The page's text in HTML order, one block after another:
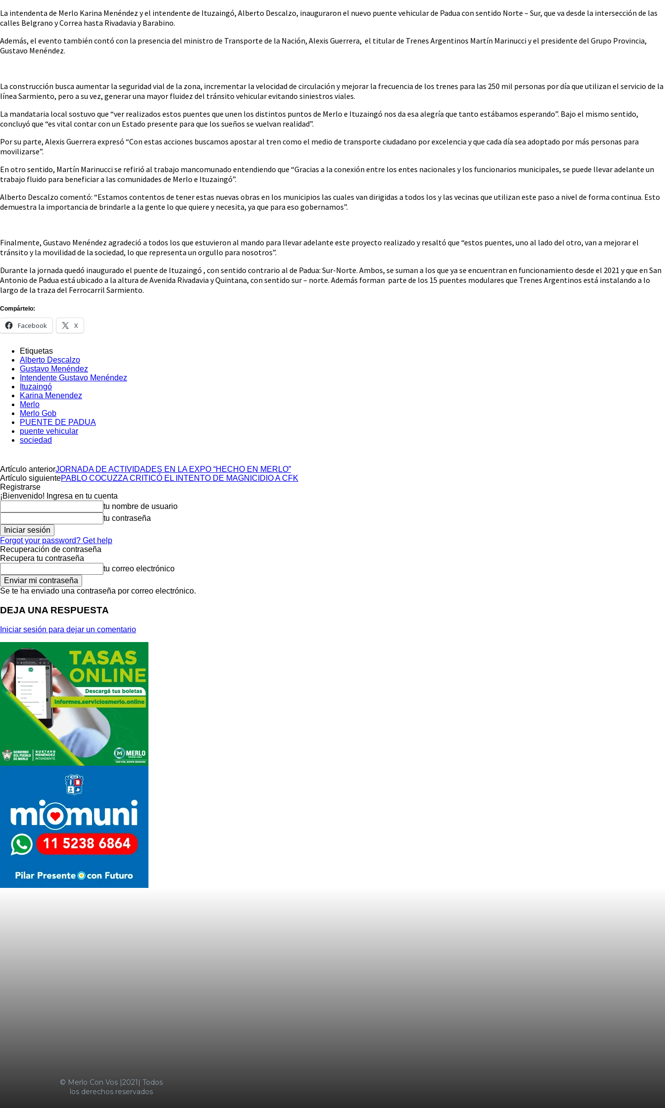
La intendenta de Merlo Karina Menéndez y el intendente de Ituzaingó, Alberto Descalzo, inauguraron el nuevo puente vehicular de Padua con sentido Norte – Sur, que va desde la intersección de las
calles Belgrano y Correa hasta Rivadavia y Barabino.
Además, el evento también contó con la presencia del ministro de Transporte de la Nación, Alexis Guerrera, el titular de Trenes Argentinos Martín Marinucci y el presidente del Grupo Provincia,
Gustavo Menéndez.
La construcción busca aumentar la seguridad vial de la zona, incrementar la velocidad de circulación y mejorar la frecuencia de los trenes para las 250 mil personas por día que utilizan el servicio de la
línea Sarmiento, pero a su vez, generar una mayor fluidez del tránsito vehicular evitando siniestros viales.
La mandataria local sostuvo que “ver realizados estos puentes que unen los distintos puntos de Merlo e Ituzaingó nos da esa alegría que tanto estábamos esperando”. Bajo el mismo sentido,
concluyó que “es vital contar con un Estado presente para que los sueños se vuelvan realidad”.
Por su parte, Alexis Guerrera expresó “Con estas acciones buscamos apostar al tren como el medio de transporte ciudadano por excelencia y que cada día sea adoptado por más personas para
movilizarse”.
En otro sentido, Martín Marinucci se refirió al trabajo mancomunado entendiendo que “Gracias a la conexión entre los entes nacionales y los funcionarios municipales, se puede llevar adelante un
trabajo fluido para beneficiar a las comunidades de Merlo e Ituzaingó”.
Alberto Descalzo comentó: “Estamos contentos de tener estas nuevas obras en los municipios las cuales van dirigidas a todos los y las vecinas que utilizan este paso a nivel de forma continua. Esto
demuestra la importancia de brindarle a la gente lo que quiere y necesita, ya que para eso gobernamos”.
Finalmente, Gustavo Menéndez agradeció a todos los que estuvieron al mando para llevar adelante este proyecto realizado y resaltó que “estos puentes, uno al lado del otro, van a mejorar el
tránsito y la movilidad de la sociedad, lo que representa un orgullo para nosotros”.
Durante la jornada quedó inaugurado el puente de Ituzaingó , con sentido contrario al de Padua: Sur-Norte. Ambos, se suman a los que ya se encuentran en funcionamiento desde el 2021 y que en San
Antonio de Padua está ubicado a la altura de Avenida Rivadavia y Quintana, con sentido sur – norte. Además forman parte de los 15 puentes modulares que Trenes Argentinos está instalando a lo
largo de la traza del Ferrocarril Sarmiento.
Compártelo:
Facebook X
Etiquetas
Alberto Descalzo
Gustavo Menéndez
Intendente Gustavo Menéndez
Ituzaingó
Karina Menendez
Merlo
Merlo Gob
PUENTE DE PADUA
puente vehicular
sociedad
Artículo anteriorJORNADA DE ACTIVIDADES EN LA EXPO “HECHO EN MERLO”
Artículo siguientePABLO COCUZZA CRITICÓ EL INTENTO DE MAGNICIDIO A CFK
Registrarse
¡Bienvenido! Ingresa en tu cuenta
tu nombre de usuario
tu contraseña
Forgot your password? Get help
Recuperación de contraseña
Recupera tu contraseña
tu correo electrónico
Se te ha enviado una contraseña por correo electrónico.
DEJA UNA RESPUESTA
Iniciar sesión para dejar un comentario
© Merlo Con Vos |2021| Todos
los derechos reservados